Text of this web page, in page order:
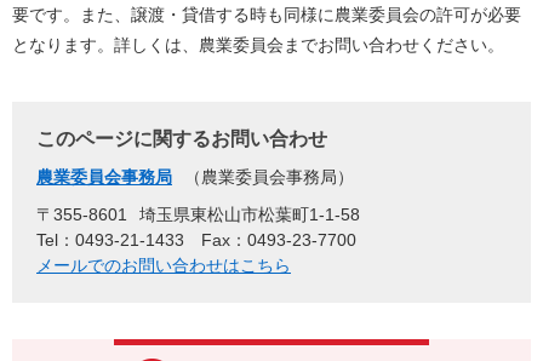
要です。また、譲渡・貸借する時も同様に農業委員会の許可が必要
となります。詳しくは、農業委員会までお問い合わせください。
このページに関するお問い合わせ
農業委員会事務局
農業委員会事務局
〒355-8601
埼玉県東松山市松葉町1-1-58
Tel：0493-21-1433
Fax：0493-23-7700
メールでのお問い合わせはこちら